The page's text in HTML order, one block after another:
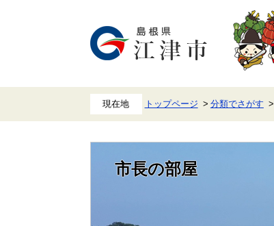
トップページ 分類でさがす
市長の部屋